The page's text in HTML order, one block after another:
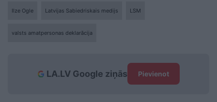
Ilze Ogle Latvijas Sabiedriskais medijs LSM
valsts amatpersonas deklarācija
LA.LV Google ziņās Pievienot